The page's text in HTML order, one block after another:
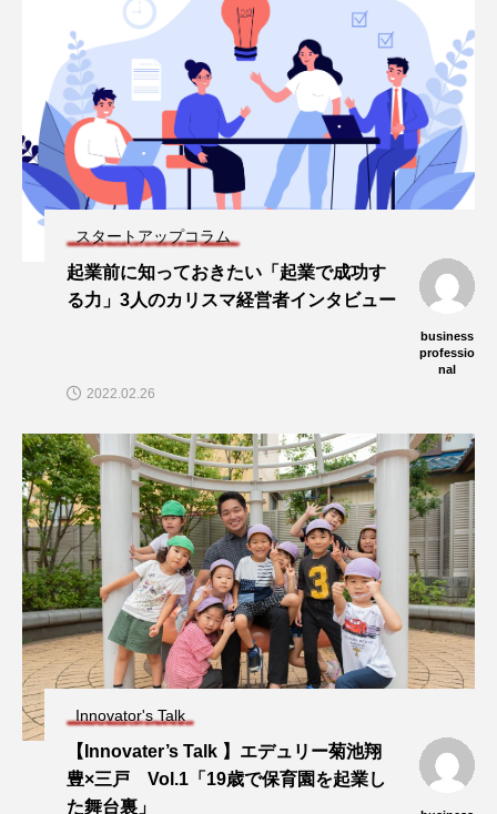
スタートアップコラム
起業前に知っておきたい「起業で成功す
る力」3人のカリスマ経営者インタビュー
business
professio
nal
2022.02.26
Innovator's Talk
【Innovater’s Talk 】エデュリー菊池翔
豊×三戸 Vol.1「19歳で保育園を起業し
た舞台裏」